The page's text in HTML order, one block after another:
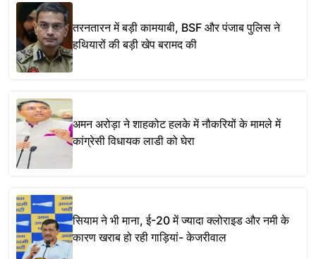
तरनतारन में बड़ी कामयाबी, BSF और पंजाब पुलिस ने
हथियारों की बड़ी खेप बरामद की
अमन अरोड़ा ने शाहकोट हलके में नौकरियों के मामले में
कांग्रेसी विधायक लाडी को घेरा
सियाम ने भी माना, ई-20 में ज्यादा क्लोराइड और नमी के
कारण खराब हो रही गाड़ियां- केजरीवाल